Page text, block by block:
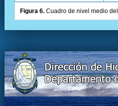
Figura 6. Cuadro de nivel medio